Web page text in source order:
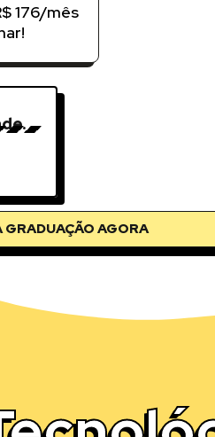
176/mês
GRADUAÇÃO AGORA